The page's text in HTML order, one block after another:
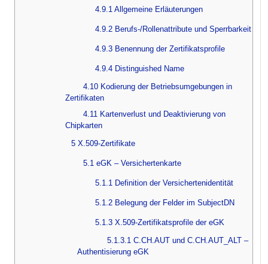
4.9.1 Allgemeine Erläuterungen
4.9.2 Berufs-/Rollenattribute und Sperrbarkeit
4.9.3 Benennung der Zertifikatsprofile
4.9.4 Distinguished Name
4.10 Kodierung der Betriebsumgebungen in
Zertifikaten
4.11 Kartenverlust und Deaktivierung von
Chipkarten
5 X.509-Zertifikate
5.1 eGK – Versichertenkarte
5.1.1 Definition der Versichertenidentität
5.1.2 Belegung der Felder im SubjectDN
5.1.3 X.509-Zertifikatsprofile der eGK
5.1.3.1 C.CH.AUT und C.CH.AUT_ALT –
Authentisierung eGK